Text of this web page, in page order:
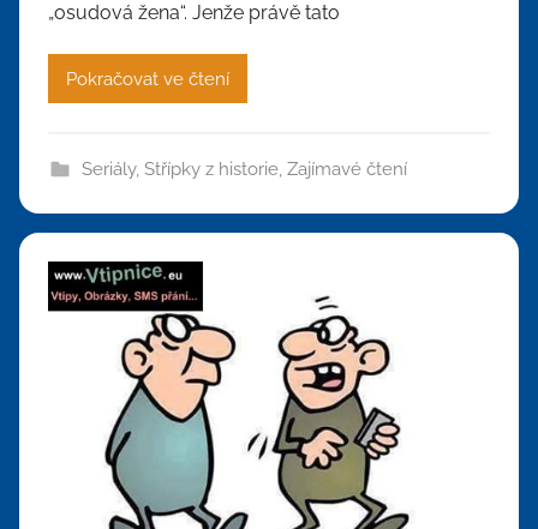
„osudová žena“. Jenže právě tato
Pokračovat ve čtení
Seriály, Střípky z historie, Zajímavé čtení